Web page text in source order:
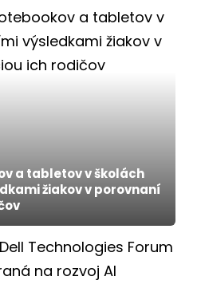
a tabletov v školách
žiakov v porovnaní